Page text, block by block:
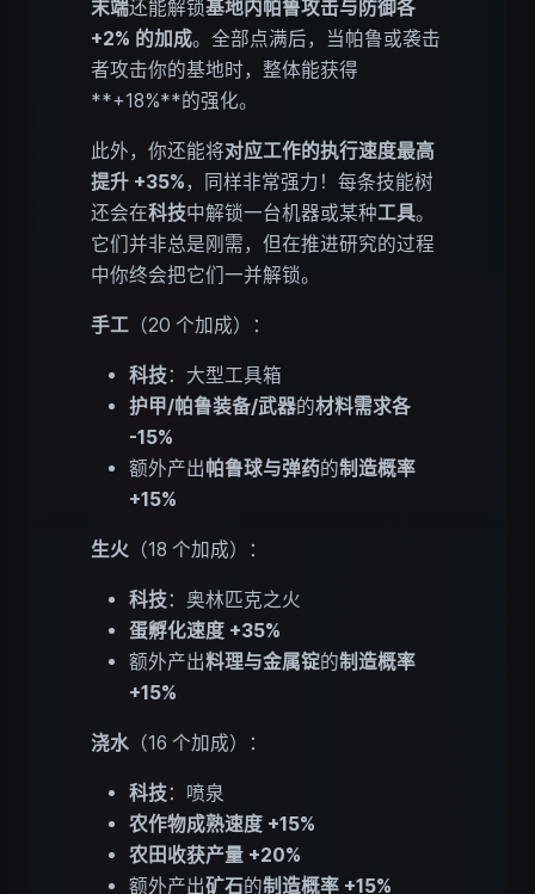
末端还能解锁基地内帕鲁攻击与防御各
+2% 的加成。全部点满后，当帕鲁或袭击
者攻击你的基地时，整体能获得
**+18%**的强化。
此外，你还能将对应工作的执行速度最高
提升 +35%，同样非常强力！每条技能树
还会在科技中解锁一台机器或某种工具。
它们并非总是刚需，但在推进研究的过程
中你终会把它们一并解锁。
手工 （20 个加成）：
科技：大型工具箱
护甲/帕鲁装备/武器的材料需求各
-15%
额外产出帕鲁球与弹药的制造概率
+15%
生火 （18 个加成）：
科技：奥林匹克之火
蛋孵化速度 +35%
额外产出料理与金属锭的制造概率
+15%
浇水 （16 个加成）：
科技：喷泉
农作物成熟速度 +15%
农田收获产量 +20%
额外产出矿石的制造概率 +15%